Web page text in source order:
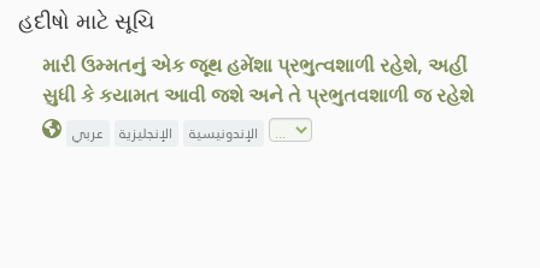
હદીષો માટે સૂચિ
મારી ઉમ્મતનું એક જૂથ હમેંશા પ્રભુત્વશાળી રહેશે, અહીં
સુધી કે કયામત આવી જશે અને તે પ્રભુતવશાળી જ રહેશે
عربي الإنجليزية الإندونيسية